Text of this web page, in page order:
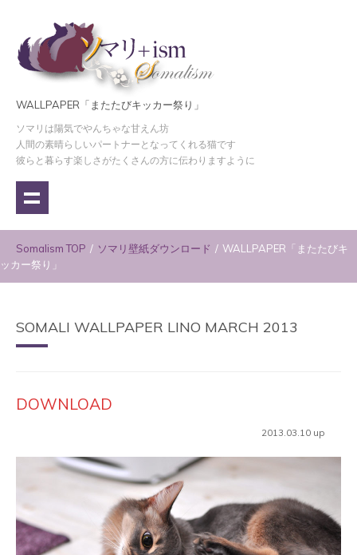
WALLPAPER「またたびキッカー祭り」
ソマリは陽気でやんちゃな甘えん坊
人間の素晴らしいパートナーとなってくれる猫です
彼らと暮らす楽しさがたくさんの方に伝わりますように
Somalism TOP / ソマリ壁紙ダウンロード / WALLPAPER「またたびキ
ッカー祭り」
SOMALI WALLPAPER LINO MARCH 2013
DOWNLOAD
2013.03.10 up